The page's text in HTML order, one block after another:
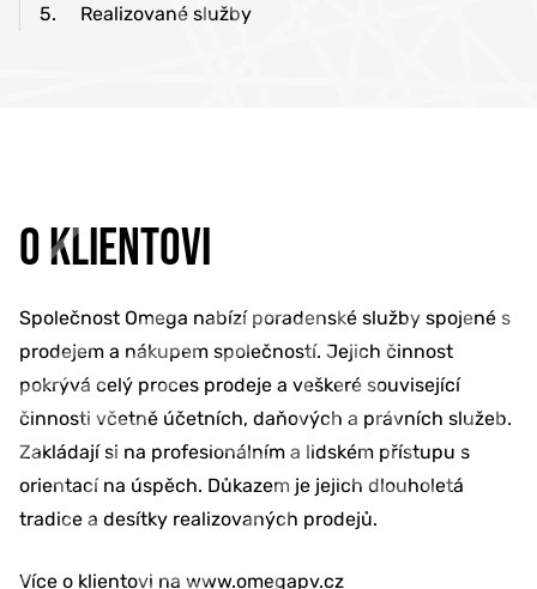
5.
Realizované služby
O KLIENTOVI
Společnost Omega nabízí poradenské služby spojené s
prodejem a nákupem společností. Jejich činnost
pokrývá celý proces prodeje a veškeré související
činnosti včetně účetních, daňových a právních služeb.
Zakládají si na profesionálním a lidském přístupu s
orientací na úspěch. Důkazem je jejich dlouholetá
tradice a desítky realizovaných prodejů.
Více o klientovi na www.omegapv.cz